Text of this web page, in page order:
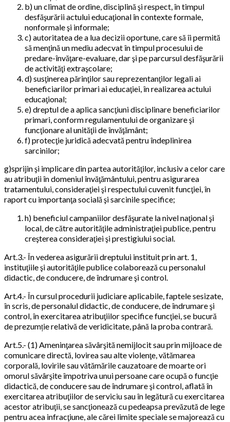
b) un climat de ordine, disciplină şi respect, în timpul
desfăşurării actului educaţional în contexte formale,
nonformale şi informale;
c) autoritatea de a lua decizii oportune, care să îi permită
să menţină un mediu adecvat în timpul procesului de
predare-învăţare-evaluare, dar şi pe parcursul desfăşurării
de activităţi extraşcolare;
d) susţinerea părinţilor sau reprezentanţilor legali ai
beneficiarilor primari ai educaţiei, în realizarea actului
educaţional;
e) dreptul de a aplica sancţiuni disciplinare beneficiarilor
primari, conform regulamentului de organizare şi
funcţionare al unităţii de învăţământ;
f) protecţie juridică adecvată pentru îndeplinirea
sarcinilor;
g)sprijin şi implicare din partea autorităţilor, inclusiv a celor care
au atribuţii în domeniul învăţământului, pentru asigurarea
tratamentului, consideraţiei şi respectului cuvenit funcţiei, în
raport cu importanţa socială şi sarcinile specifice;
h) beneficiul campaniilor desfăşurate la nivel naţional şi
local, de către autorităţile administraţiei publice, pentru
creşterea consideraţiei şi prestigiului social.
Art.3.- În vederea asigurării dreptului instituit prin art. 1,
instituţiile şi autorităţile publice colaborează cu personalul
didactic, de conducere, de îndrumare şi control.
Art.4.- În cursul procedurii judiciare aplicabile, faptele sesizate,
în scris, de personalul didactic, de conducere, de îndrumare şi
control, în exercitarea atribuţiilor specifice funcţiei, se bucură
de prezumție relativă de veridicitate, până la proba contrară.
Art.5.- (1) Ameninţarea săvârşită nemijlocit sau prin mijloace de
comunicare directă, lovirea sau alte violenţe, vătămarea
corporală, lovirile sau vătămările cauzatoare de moarte ori
omorul săvârşite împotriva unui persoane care ocupă o funcţie
didactică, de conducere sau de îndrumare şi control, aflată în
exercitarea atribuţiilor de serviciu sau în legătură cu exercitarea
acestor atribuţii, se sancţionează cu pedeapsa prevăzută de lege
pentru acea infracţiune, ale cărei limite speciale se majorează cu